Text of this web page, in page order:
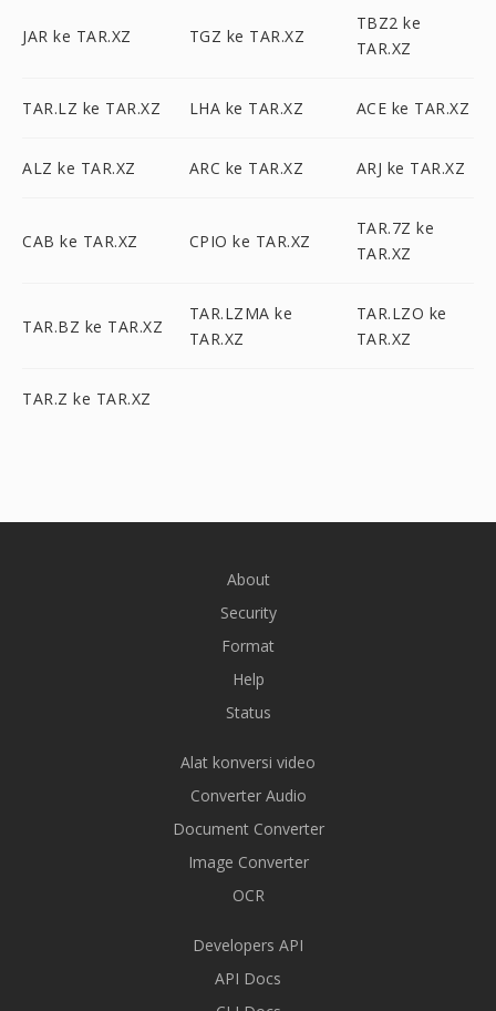
JAR ke TAR.XZ TGZ ke TAR.XZ
TBZ2 ke
TAR.XZ
TAR.LZ ke TAR.XZ LHA ke TAR.XZ ACE ke TAR.XZ
ALZ ke TAR.XZ ARC ke TAR.XZ ARJ ke TAR.XZ
CAB ke TAR.XZ CPIO ke TAR.XZ
TAR.7Z ke
TAR.XZ
TAR.BZ ke TAR.XZ
TAR.LZMA ke
TAR.XZ
TAR.LZO ke
TAR.XZ
TAR.Z ke TAR.XZ
About
Security
Format
Help
Status
Alat konversi video
Converter Audio
Document Converter
Image Converter
OCR
Developers API
API Docs